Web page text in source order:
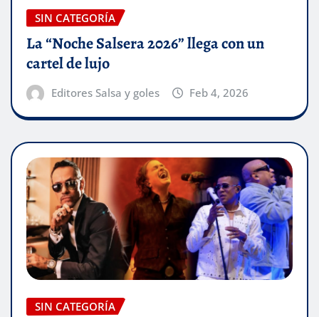
SIN CATEGORÍA
La “Noche Salsera 2026” llega con un
cartel de lujo
Editores Salsa y goles Feb 4, 2026
SIN CATEGORÍA